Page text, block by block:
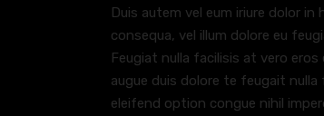
Duis autem vel eum iriure dolor
consequa, vel illum dolore eu
Feugiat nulla facilisis at vero
augue duis dolore te feugait
eleifend option congue nihil